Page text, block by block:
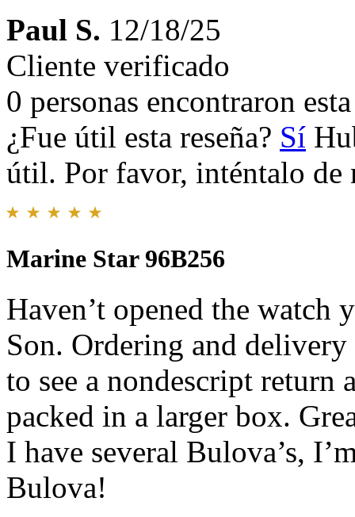
Paul S. 12/18/25
Cliente verificado
0 personas encontraron
¿Fue útil esta reseña? Sí
útil. Por favor, inténtalo de
Marine Star 96B256
Haven’t opened the watch
Son. Ordering and
to see a nondescript return
packed in a larger box.
I have several Bulova’s,
Bulova!